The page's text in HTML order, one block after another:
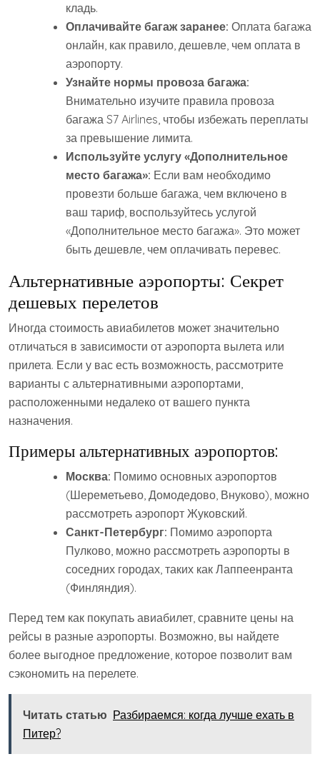
кладь.
Оплачивайте багаж заранее: Оплата багажа
онлайн, как правило, дешевле, чем оплата в
аэропорту.
Узнайте нормы провоза багажа:
Внимательно изучите правила провоза
багажа S7 Airlines, чтобы избежать переплаты
за превышение лимита.
Используйте услугу «Дополнительное
место багажа»: Если вам необходимо
провезти больше багажа, чем включено в
ваш тариф, воспользуйтесь услугой
«Дополнительное место багажа». Это может
быть дешевле, чем оплачивать перевес.
Альтернативные аэропорты: Секрет
дешевых перелетов
Иногда стоимость авиабилетов может значительно
отличаться в зависимости от аэропорта вылета или
прилета. Если у вас есть возможность, рассмотрите
варианты с альтернативными аэропортами,
расположенными недалеко от вашего пункта
назначения.
Примеры альтернативных аэропортов:
Москва: Помимо основных аэропортов
(Шереметьево, Домодедово, Внуково), можно
рассмотреть аэропорт Жуковский.
Санкт-Петербург: Помимо аэропорта
Пулково, можно рассмотреть аэропорты в
соседних городах, таких как Лаппеенранта
(Финляндия).
Перед тем как покупать авиабилет, сравните цены на
рейсы в разные аэропорты. Возможно, вы найдете
более выгодное предложение, которое позволит вам
сэкономить на перелете.
Читать статью Разбираемся: когда лучше ехать в
Питер?